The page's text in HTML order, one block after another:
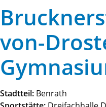
von-
Stadtteil: Benrath